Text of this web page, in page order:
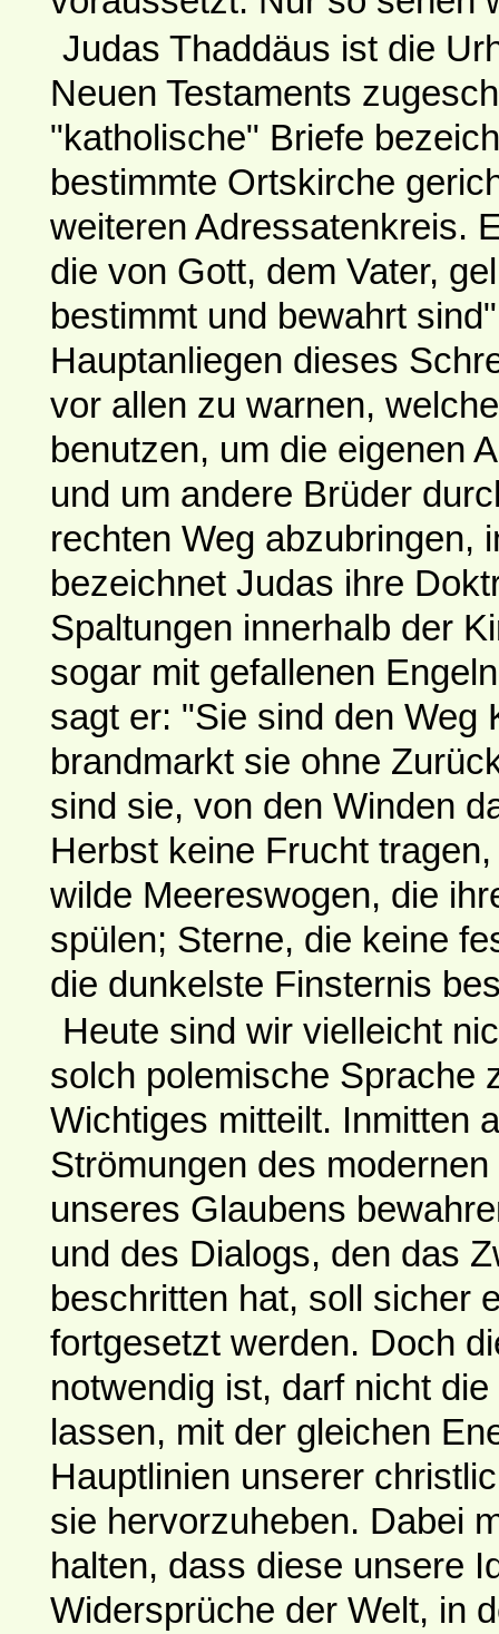
Judas Thaddäus ist die
Neuen Testaments
"katholische" Briefe
bestimmte Ortskirche
weiteren Adressatenkreis.
die von Gott, dem Vater,
bestimmt und bewahrt
Hauptanliegen dieses
vor allen zu warnen,
benutzen, um die eigenen
und um andere Brüder
rechten Weg abzubringen,
bezeichnet Judas ihre
Spaltungen innerhalb der
sogar mit gefallenen
sagt er: "Sie sind den Weg
brandmarkt sie ohne
sind sie, von den Winden
Herbst keine Frucht
wilde Meereswogen, die
spülen; Sterne, die keine
die dunkelste Finsternis
Heute sind wir vielleicht
solch polemische Sprache
Wichtiges mitteilt. Inmitten
Strömungen des
unseres Glaubens
und des Dialogs, den das
beschritten hat, soll sicher
fortgesetzt werden. Doch
notwendig ist, darf nicht
lassen, mit der gleichen
Hauptlinien unserer
sie hervorzuheben. Dabei
halten, dass diese unsere
Widersprüche der Welt, in